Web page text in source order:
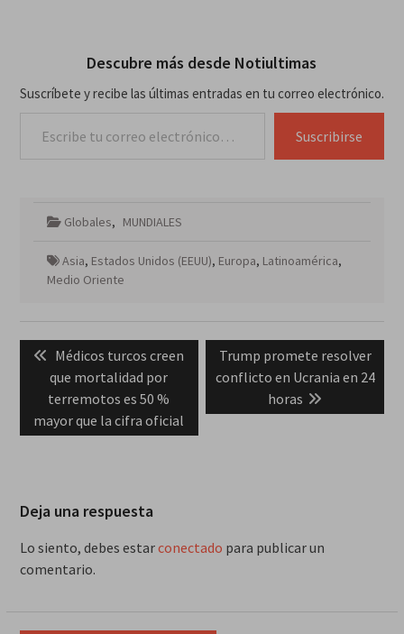
Descubre más desde Notiultimas
Suscríbete y recibe las últimas entradas en tu correo electrónico.
Suscribirse
Globales, MUNDIALES
Asia, Estados Unidos (EEUU), Europa, Latinoamérica,
Medio Oriente
Navegación
de
entradas
Previous
post:
Médicos turcos creen
que mortalidad por
terremotos es 50 %
mayor que la cifra oficial
Next
post:
Trump promete resolver
conflicto en Ucrania en 24
horas
Deja una respuesta
Lo siento, debes estarconectado para publicar un
comentario.